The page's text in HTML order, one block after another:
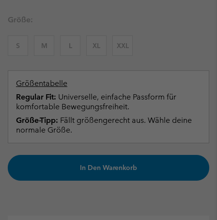
Größe:
S M L XL XXL
Größentabelle
Regular Fit: Universelle, einfache Passform für
komfortable Bewegungsfreiheit.
Größe-Tipp: Fällt größengerecht aus. Wähle deine
normale Größe.
In Den Warenkorb